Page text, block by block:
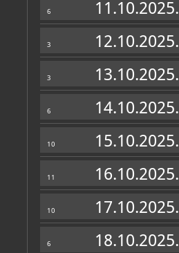
6 11.10.2025.
3 12.10.2025.
3 13.10.2025.
6 14.10.2025.
10 15.10.2025.
11 16.10.2025.
10 17.10.2025.
6 18.10.2025.
Zbirke
OSTALE ZBIRKE